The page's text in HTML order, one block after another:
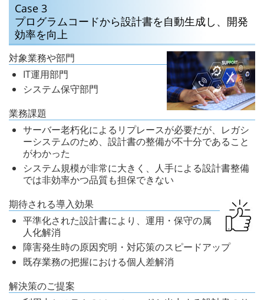
Case 3
プログラムコードから設計書を自動生成し、 開発
効率を向上
対象業務や部門
IT運用部門
システム保守部門
業務課題
サーバー老朽化によるリプレースが必要だが、レガシ
ーシステムのため、設計書の整備が不十分であること
がわかった
システム規模が非常に大きく、人手による設計書整備
では非効率かつ品質も担保できない
期待される導入効果
平準化された設計書により、運用・保守の属
人化解消
障害発生時の原因究明・対応策のスピードアップ
既存業務の把握における個人差解消
解決策のご提案